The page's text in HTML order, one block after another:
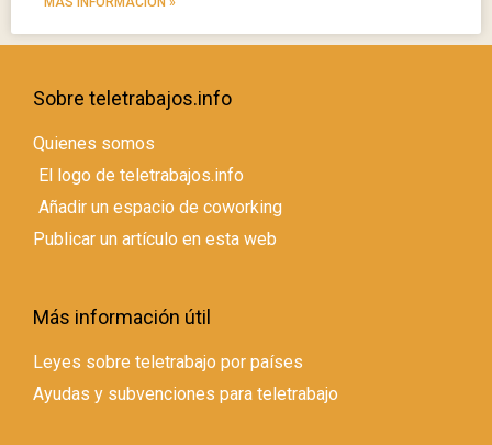
Sobre teletrabajos.info
Quienes somos
El logo de teletrabajos.info
Añadir un espacio de coworking
Publicar un artículo en esta web
Más información útil
Leyes sobre teletrabajo por países
Ayudas y subvenciones para teletrabajo